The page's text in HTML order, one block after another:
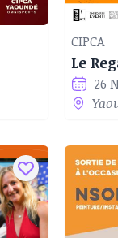
CIPCA
Le
26